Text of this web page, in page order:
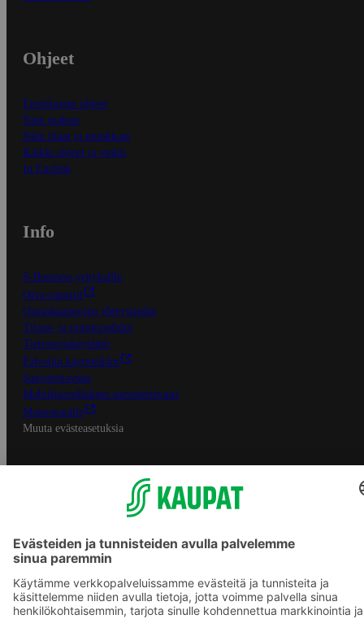
Ohjeet
Ensitilaajan ohjeet
Näin maksat
Näin tilaat ja muokkaat
Kaikki ohjeet ja vinkit
In English
Info
S-Business yrityksille
Oiva-raportit
Osuuskauppojen yhteystiedot
Tilaus- ja toimitusehdot
Tietosuojakäytäntö
Palvelun käyttöehdot
Saavutettavuus
Mobiilisovelluksen saavutettavuus
Mainostajalle
Muuta evästeasetuksia
S-ryhmän palvelut
S-ryhmä
Asiakasomistajuus
S-ostoslista -sovellus
Prisma.fi